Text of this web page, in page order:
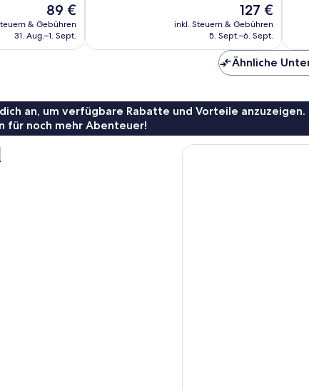
Der
Preis
beträgt
89 €
& Gebühren
31. Aug.–1. Sept.
Der
Preis
beträgt
127 €
inkl. Steuern & Gebühren
5. Sept.–6. Sept.
Ähnliche
an, um verfügbare Rabatte und Vorteile anzuzeigen.
für noch mehr Abenteuer!